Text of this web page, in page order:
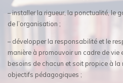
– installer la rigueur, la ponctualité, le
de l’organisation ;
– développer la responsabilité et le
manière à promouvoir un cadre de vie
besoins de chacun et soit propice à la
objectifs pédagogiques ;